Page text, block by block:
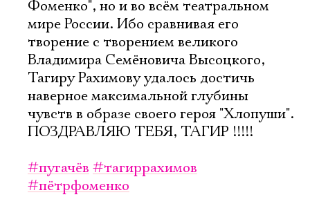
Фоменко", но и во всём театральном
мире России. Ибо сравнивая его
творение с творением великого
Владимира Семёновича Высоцкого,
Тагиру Рахимову удалось достичь
наверное максимальной глубины
чувств в образе своего героя "Хлопуши".
ПОЗДРАВЛЯЮ ТЕБЯ, ТАГИР !!!!!
#пугачёв #тагиррахимов
#пётрфоменко